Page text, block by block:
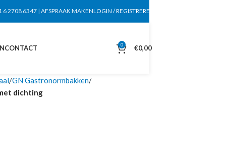
6 2708 6347 | AFSPRAAK MAKENLOGIN / REGISTREREN
CONTACT 0 €0,00
GN Gastronormbakken
dichting